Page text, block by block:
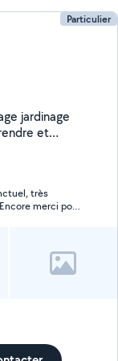
Particulier
jardinage
et
très
merci pour